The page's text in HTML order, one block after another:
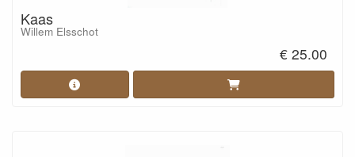
Kaas
Willem Elsschot
€ 25.00